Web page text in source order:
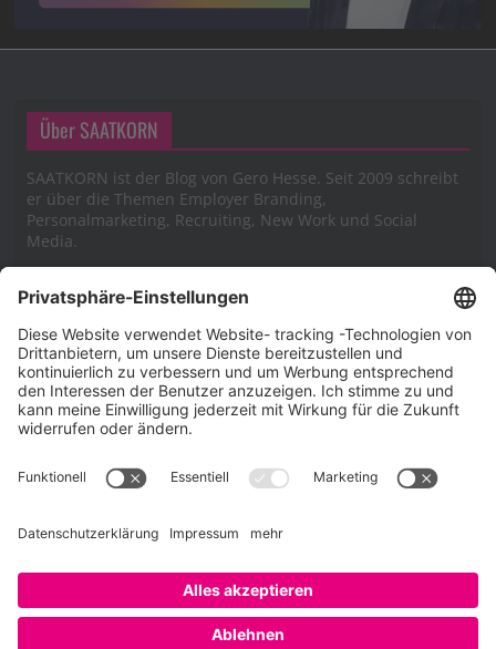
Über SAATKORN
SAATKORN ist der Blog von Gero Hesse. Seit 2009 schreibt
er über die Themen Employer Branding,
Personalmarketing, Recruiting, New Work und Social
Media.
Impressum
Impressum
Cookie-Richtlinie (EU)